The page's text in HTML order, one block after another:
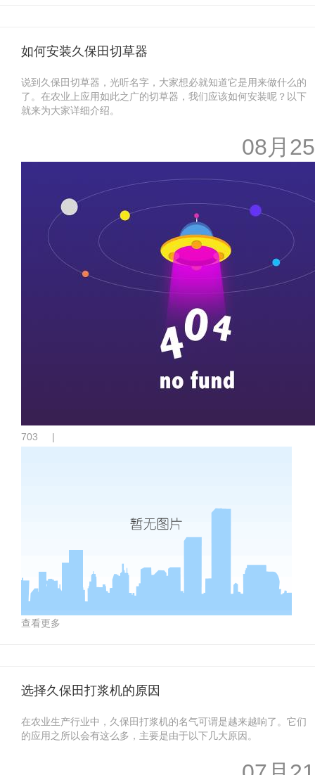
如何安装久保田切草器
说到久保田切草器，光听名字，大家想必就知道它是用来做什么的
了。在农业上应用如此之广的切草器，我们应该如何安装呢？以下
就来为大家详细介绍。
08月25
703 |
查看更多
选择久保田打浆机的原因
在农业生产行业中，久保田打浆机的名气可谓是越来越响了。它们
的应用之所以会有这么多，主要是由于以下几大原因。